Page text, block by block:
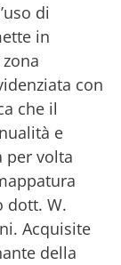
di
in
con
che il
e
per volta
dott. W.
Acquisite
della